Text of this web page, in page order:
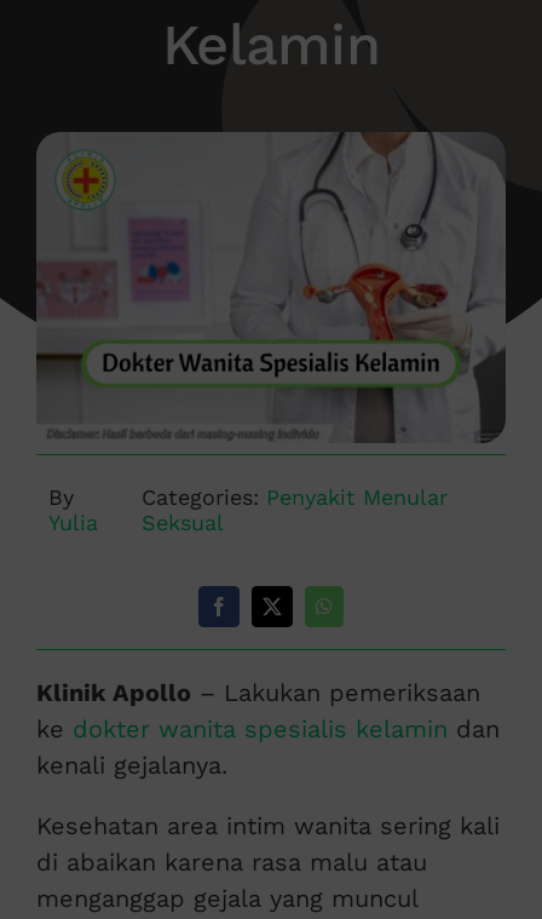
Kelamin
By
Yulia
Categories: Penyakit Menular
Seksual
Klinik Apollo – Lakukan pemeriksaan
ke dokter wanita spesialis kelamin dan
kenali gejalanya.
Kesehatan area intim wanita sering kali
di abaikan karena rasa malu atau
menganggap gejala yang muncul